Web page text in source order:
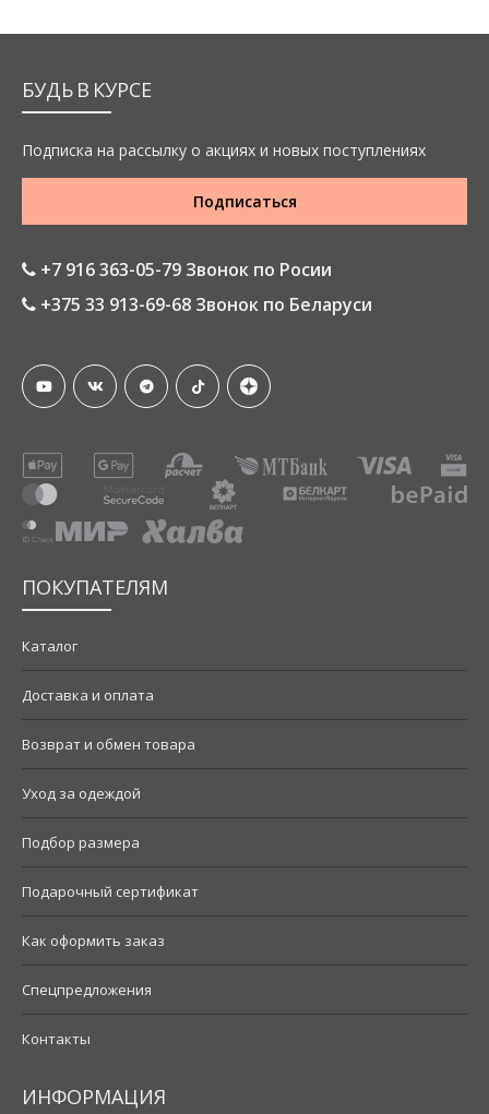
БУДЬ В КУРСЕ
Подписка на рассылку о акциях и новых поступлениях
Подписаться
+7 916 363-05-79 Звонок по Росии
+375 33 913-69-68 Звонок по Беларуси
ПОКУПАТЕЛЯМ
Каталог
Доставка и оплата
Возврат и обмен товара
Уход за одеждой
Подбор размера
Подарочный сертификат
Как оформить заказ
Спецпредложения
Контакты
ИНФОРМАЦИЯ